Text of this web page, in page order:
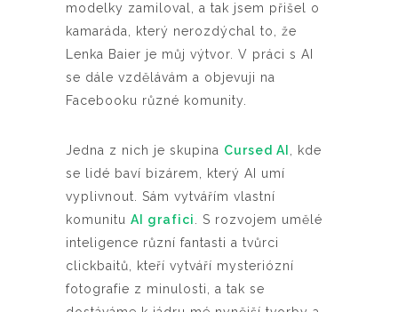
modelky zamiloval, a tak jsem přišel o
kamaráda, který nerozdýchal to, že
Lenka Baier je můj výtvor. V práci s AI
se dále vzdělávám a objevuji na
Facebooku různé komunity.
Jedna z nich je skupina Cursed AI
, kde
se lidé baví bizárem, který AI umí
vyplivnout. Sám vytvářím vlastní
komunitu AI grafici
. S rozvojem umělé
inteligence různí fantasti a tvůrci
clickbaitů, kteří vytváří mysteriózní
fotografie z minulosti, a tak se